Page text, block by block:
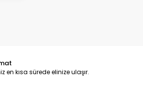
en kısa sürede elinize ulaşır.